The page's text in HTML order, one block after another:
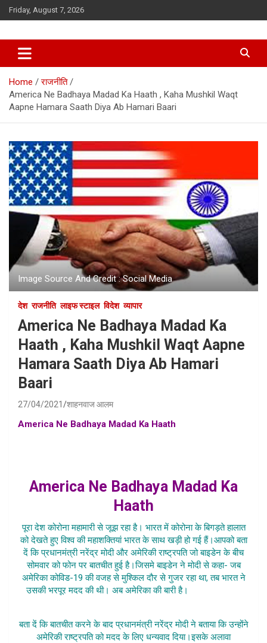
Skip
to
Friday, August 7, 2026
Home
राजनीति
America Ne Badhaya Madad Ka Haath , Kaha Mushkil Waqt
Aapne Hamara Saath Diya Ab Hamari Baari
Image Source And Credit : Social Media
देश राजनीति लाइफ स्टाइल विदेश व्यापार
America Ne Badhaya Madad Ka
Haath , Kaha Mushkil Waqt Aapne
Hamara Saath Diya Ab Hamari
Baari
27/04/2021 शाहनवाज आलम
America Ne Badhaya Madad Ka Haath
America Ne Badhaya Madad Ka
Haath
पूरा देश कोरोना महामारी से जूझ रहा है। भारत में कोरोना के बिगड़ते हालात
को देखते हुए विश्व की महाशक्तियां भारत के साथ खड़ी हो गई हैं।आपको बता
दें कि प्रधानमंत्री नरेंद्र मोदी और अमेरिकी राष्ट्रपति जो बाइडेन के बीच
सोमवार को फोन पर बातचीत हुई है।जिसमे बाइडेन ने मोदी से कहा- जब
अमेरिका कोविड-19 की वजह से मुश्किल दौर से गुजर रहा था, तब भारत ने
उसकी भरपूर मदद की थी। अब अमेरिका की बारी है।
बता दें कि बातचीत करने के बाद प्रधानमंत्री नरेंद्र मोदी ने बताया कि उन्होंने
अमेरिकी राष्ट्रपति को मदद के लिए धन्यवाद दिया।इसके अलावा